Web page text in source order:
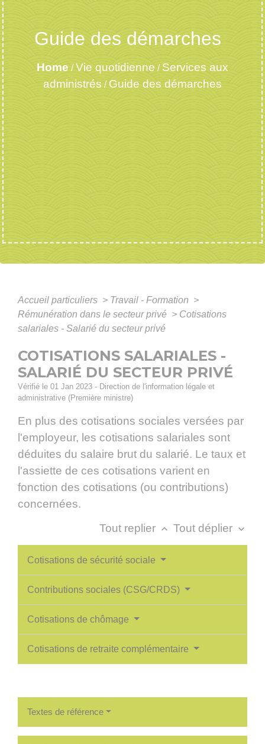
Guide des démarches
Home /Vie quotidienne / Services aux
administrés / Guide des démarches
Accueil particuliers > Travail - Formation >
Rémunération dans le secteur privé > Cotisations
salariales - Salarié du secteur privé
COTISATIONS SALARIALES -
SALARIÉ DU SECTEUR PRIVÉ
Vérifié le 01 Jan 2023 - Direction de l'information légale et
administrative (Première ministre)
En plus des cotisations sociales versées par
l'employeur, les cotisations salariales sont
déduites du salaire brut du salarié. Le taux et
l'assiette de ces cotisations varient en
fonction des cotisations (ou contributions)
concernées.
Tout replier keyboard_arrow_up Tout déplier keyboard_arrow_down
Cotisations de sécurité sociale
Contributions sociales (CSG/CRDS)
Cotisations de chômage
Cotisations de retraite complémentaire
Textes de référence